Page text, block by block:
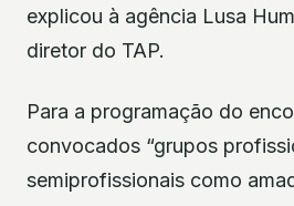
explicou à agência Lusa
diretor do TAP.
Para a programação do
convocados “grupos
semiprofissionais como